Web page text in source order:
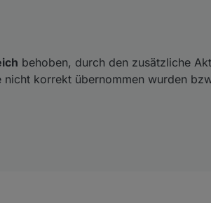
behoben, durch den zusätzliche
korrekt übernommen wurden